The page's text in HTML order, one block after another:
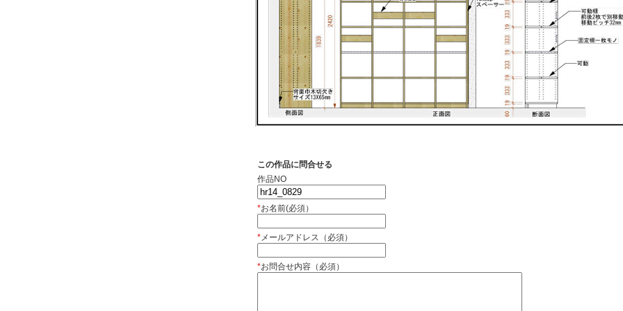
この作品に問合せる
作品NO
*お名前(必須）
*メールアドレス（必須）
*お問合せ内容（必須）